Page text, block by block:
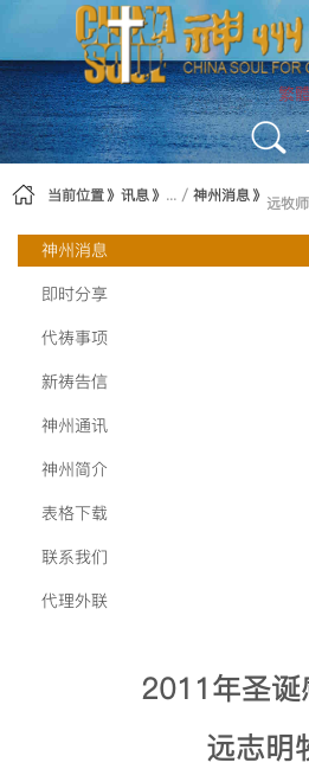
跳转到内容
繁
当前位置 讯息 神州消息
神州消息
即时分享
代祷事项
新祷告信
神州通讯
神州简介
表格下载
联系我们
代理外联
2011年圣诞
远志明